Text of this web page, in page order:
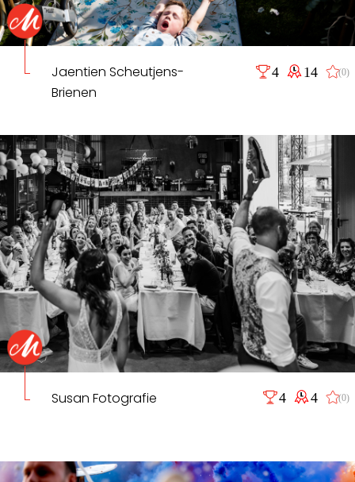
Jaentien Scheutjens-
Brienen
4 14 (0)
Susan Fotografie 4 4 (0)